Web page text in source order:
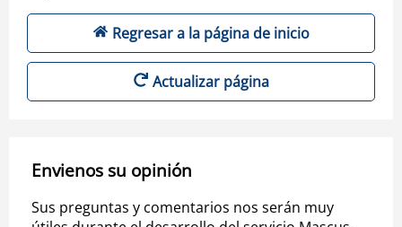
Regresar a la página de inicio
Actualizar página
Envienos su opinión
Sus preguntas y comentarios nos serán muy